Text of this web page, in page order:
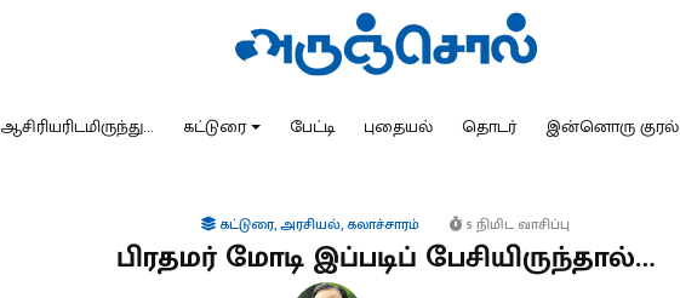
ஆசிரியரிடமிருந்து... கட்டுரை பேட்டி புதையல் தொடர் இன்னொரு குரல்
கட்டுரை,அரசியல்,கலாச்சாரம் 5 நிமிட வாசிப்பு
பிரதமர் மோடி இப்படிப் பேசியிருந்தால்…